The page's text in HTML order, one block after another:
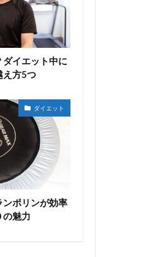
イエット中に
え方5つ
ダイエット
ンポリンが効率
の魅力